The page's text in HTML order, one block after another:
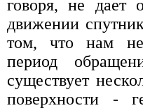
говоря, не дает
движении
том, что нам
период
существует
поверхности -